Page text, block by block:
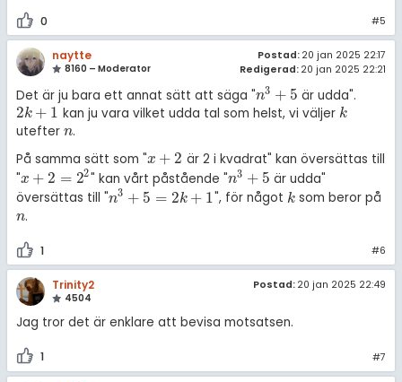
0 #5
naytte
8160 – Moderator
Postad: 20 jan 2025 22:17
Redigerad: 20 jan 2025 22:21
Det är ju bara ett annat sätt att säga "n3 + 5
n3+5 är udda".
2k + 1
2k+1 kan ju vara vilket udda tal som helst, vi väljer k
k
utefter n
n.
På samma sätt som "x + 2
x+2
är 2 i kvadrat" kan översättas till
"x + 2 = 22
x+2=2 2 " kan vårt påstående "n3 + 5
n3+5
är udda"
översättas till "n3 + 5 = 2k + 1
n3+5=2 k+ ", för något k
k som beror på
n
n.
1 #6
Trinity2
4504
Postad: 20 jan 2025 22:49
Jag tror det är enklare att bevisa motsatsen.
1 #7